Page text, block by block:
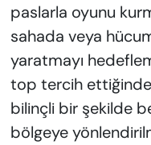
paslarla oyunu
sahada veya
yaratmayı
top tercih
bilinçli bir şekilde
bölgeye